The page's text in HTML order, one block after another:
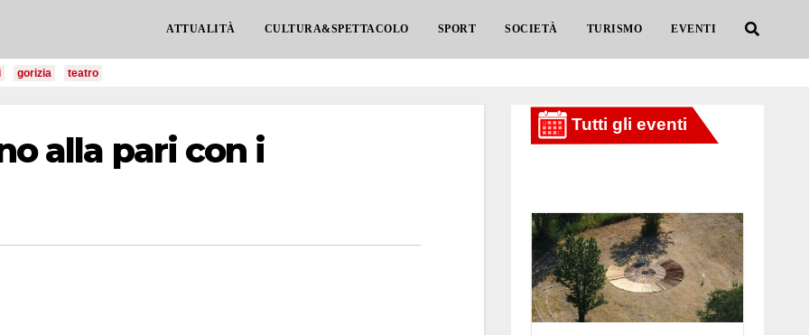
ATTUALITÀ CULTURA&SPETTACOLO SPORT SOCIETÀ TURISMO EVENTI
gorizia teatro
alla pari con i